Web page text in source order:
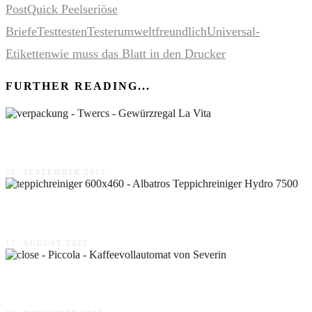
PostQuick Peelseriöse
BriefeTesttestenTesterumweltfreundlichUniversal-
Etikettenwie muss das Blatt in den Drucker
FURTHER READING...
28. SEPTEMBER 2015
17. AUGUST 2022